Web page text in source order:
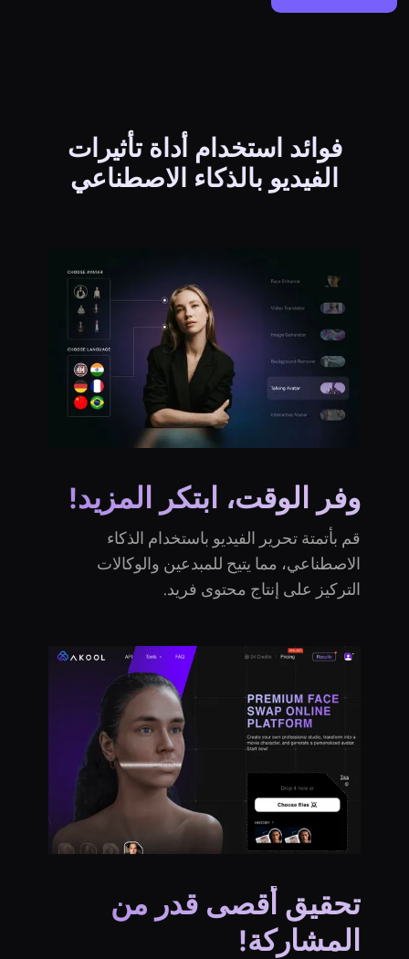
فوائد استخدام أداة تأثيرات
الفيديو بالذكاء الاصطناعي
وفر الوقت، ابتكر المزيد!
قم بأتمتة تحرير الفيديو باستخدام الذكاء
الاصطناعي، مما يتيح للمبدعين والوكالات
التركيز على إنتاج محتوى فريد.
تحقيق أقصى قدر من
المشاركة!